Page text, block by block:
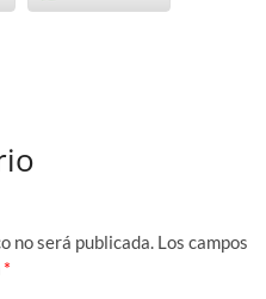
no será publicada. Los campos
*